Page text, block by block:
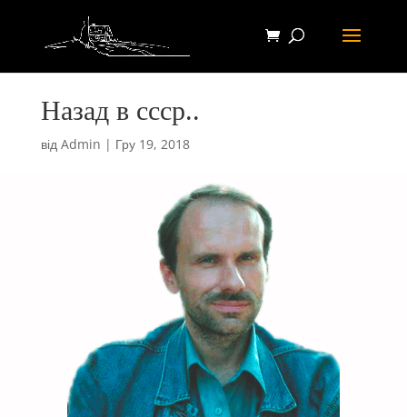
Назад в ссср..
від Admin | Гру 19, 2018